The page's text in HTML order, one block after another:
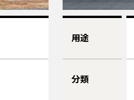
用途
分類